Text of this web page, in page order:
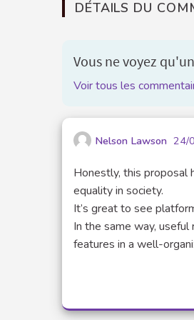
DÉTAILS DU
Vous ne voyez
Voir tous les
Nelson Lawson 24/
Honestly, this proposal
equality in society.
It’s great to see
In the same way, useful
features in a well-